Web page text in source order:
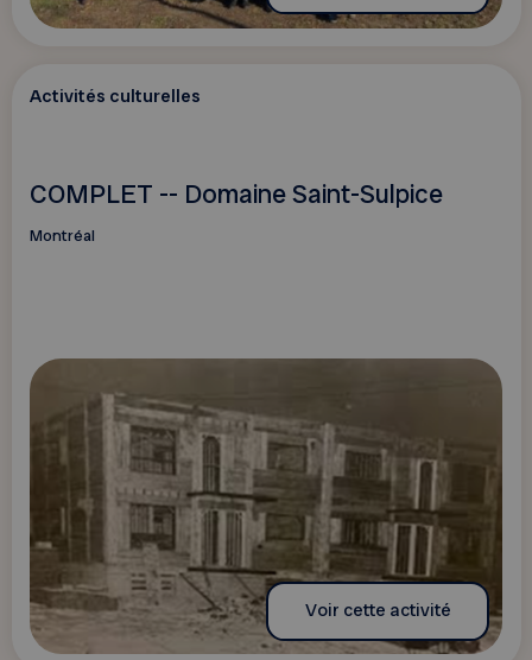
Activités culturelles
COMPLET -- Domaine Saint-Sulpice
Montréal
Voir cette activité